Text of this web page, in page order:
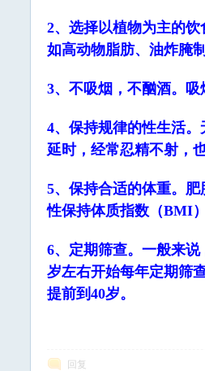
2、选择以植物为主的
如高动物脂肪、油炸腌
3、不吸烟，不酗酒。吸
4、保持规律的性生活
延时，经常忍精不射，
5、保持合适的体重。
性保持体质指数（BMI
6、定期筛查。一般来
岁左右开始每年定期筛
提前到40岁。
回复